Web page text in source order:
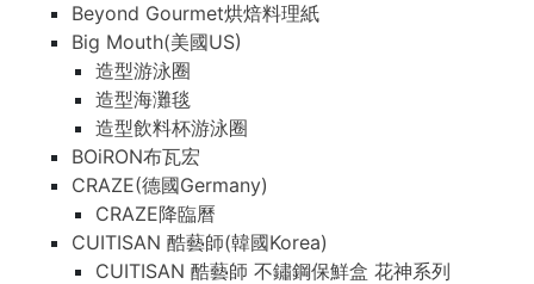
Beyond Gourmet烘焙料理紙
Big Mouth(美國US)
造型游泳圈
造型海灘毯
造型飲料杯游泳圈
BOiRON布瓦宏
CRAZE(德國Germany)
CRAZE降臨曆
CUITISAN 酷藝師(韓國Korea)
CUITISAN 酷藝師 不鏽鋼保鮮盒 花神系列